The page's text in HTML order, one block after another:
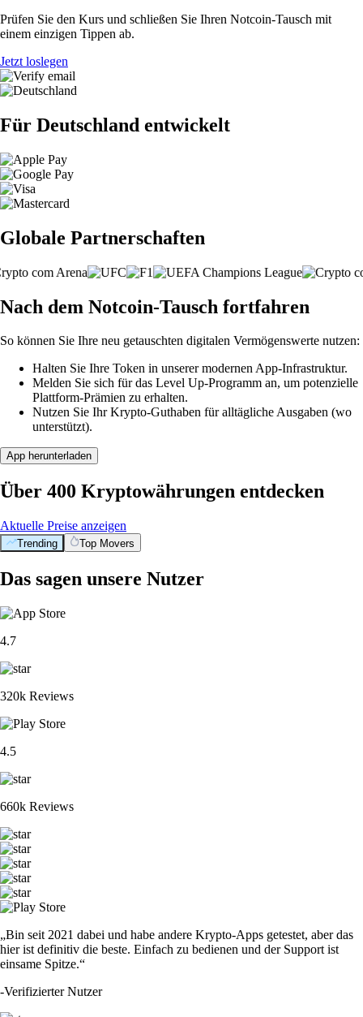
Prüfen Sie den Kurs und schließen Sie Ihren Notcoin-Tausch mit
einem einzigen Tippen ab.
Jetzt loslegen
Für Deutschland entwickelt
Globale Partnerschaften
Nach dem Notcoin-Tausch fortfahren
So können Sie Ihre neu getauschten digitalen Vermögenswerte nutzen:
Halten Sie Ihre Token in unserer modernen App-Infrastruktur.
Melden Sie sich für das Level Up-Programm an, um potenzielle
Plattform-Prämien zu erhalten.
Nutzen Sie Ihr Krypto-Guthaben für alltägliche Ausgaben (wo
unterstützt).
App herunterladen
Über 400 Kryptowährungen entdecken
Aktuelle Preise anzeigen
Trending Top Movers
Das sagen unsere Nutzer
4.7
320k Reviews
4.5
660k Reviews
„Bin seit 2021 dabei und habe andere Krypto-Apps getestet, aber das
hier ist definitiv die beste. Einfach zu bedienen und der Support ist
einsame Spitze.“
-Verifizierter Nutzer